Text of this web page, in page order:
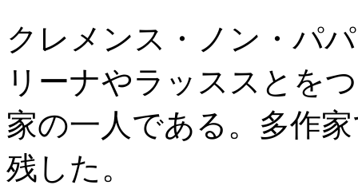
クレメンス・ノン・パ
リーナやラッススとを
家の一人である。多作
残した。